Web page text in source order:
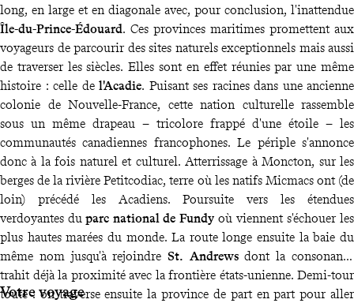
long, en large et en diagonale avec, pour conclusion, l'inattendue
Île-du-Prince-Édouard. Ces provinces maritimes promettent aux
voyageurs de parcourir des sites naturels exceptionnels mais aussi
de traverser les siècles. Elles sont en effet réunies par une même
histoire : celle de l'Acadie. Puisant ses racines dans une ancienne
colonie de Nouvelle-France, cette nation culturelle rassemble
sous un même drapeau – tricolore frappé d'une étoile – les
communautés canadiennes francophones. Le périple s'annonce
donc à la fois naturel et culturel. Atterrissage à Moncton, sur les
berges de la rivière Petitcodiac, terre où les natifs Micmacs ont (de
loin) précédé les Acadiens. Poursuite vers les étendues
verdoyantes du parc national de Fundy où viennent s'échouer les
plus hautes marées du monde. La route longe ensuite la baie du
même nom jusqu'à rejoindre St. Andrews dont la consonance
trahit déjà la proximité avec la frontière états-unienne. Demi-tour
toute : on traverse ensuite la province de part en part pour aller
Votre voyage